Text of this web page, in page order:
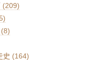
(209)
史 (164)